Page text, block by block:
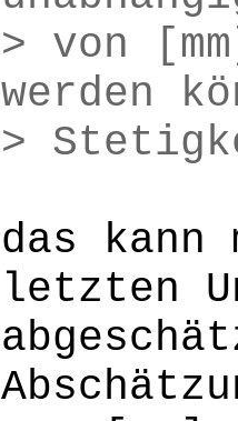
> von
werden
>
das
letzten